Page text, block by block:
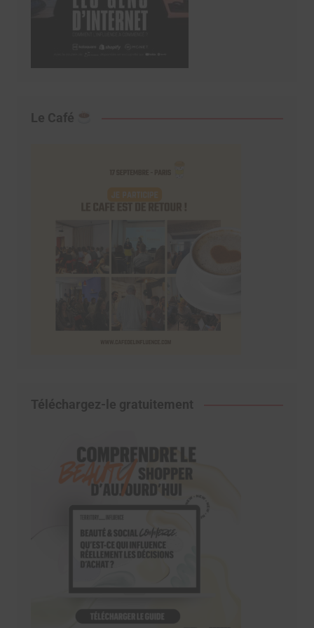
Le Café
Téléchargez-le gratuitement